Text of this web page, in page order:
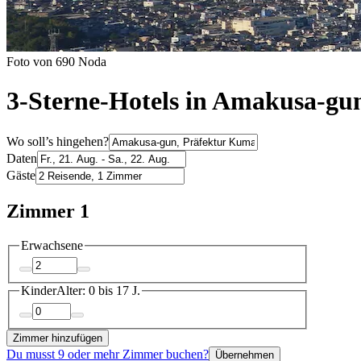
Foto von 690 Noda
3-Sterne-Hotels in Amakusa-
Wo soll’s hingehen?
Daten
Gäste
Zimmer 1
Erwachsene
KinderAlter: 0 bis 17 J.
Zimmer hinzufügen
Du musst 9 oder mehr Zimmer buchen? Übernehmen